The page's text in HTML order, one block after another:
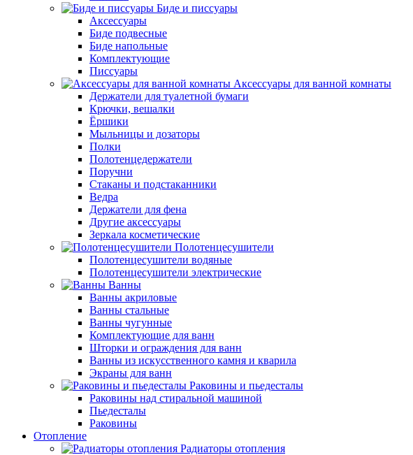
Биде и писсуары
Аксессуары
Биде подвесные
Биде напольные
Комплектующие
Писсуары
Аксессуары для ванной комнаты
Держатели для туалетной бумаги
Крючки, вешалки
Ёршики
Мыльницы и дозаторы
Полки
Полотенцедержатели
Поручни
Стаканы и подстаканники
Ведра
Держатели для фена
Другие аксессуары
Зеркала косметические
Полотенцесушители
Полотенцесушители водяные
Полотенцесушители электрические
Ванны
Ванны акриловые
Ванны стальные
Ванны чугунные
Комплектующие для ванн
Шторки и ограждения для ванн
Ванны из искусственного камня и кварила
Экраны для ванн
Раковины и пьедесталы
Раковины над стиральной машиной
Пьедесталы
Раковины
Отопление
Радиаторы отопления